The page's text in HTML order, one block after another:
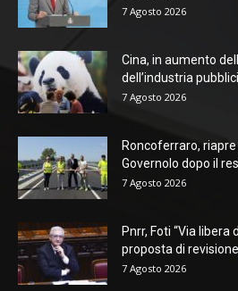
7 Agosto 2026
Cina, in aumento
dell’industria
7 Agosto 2026
Roncoferraro,
Governolo dopo il
7 Agosto 2026
Pnrr, Foti “Via libera
proposta di
7 Agosto 2026